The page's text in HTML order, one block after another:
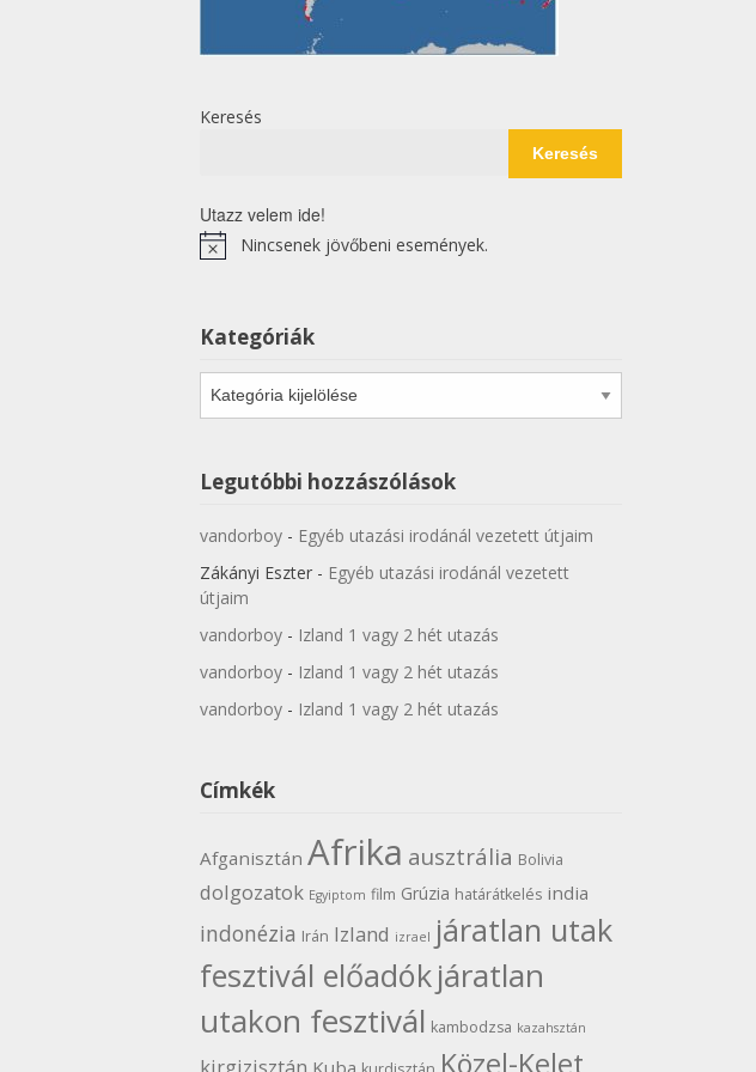
Keresés
Keresés
Utazz velem ide!
NoticeNincsenek jövőbeni események.
Kategóriák
Kategóriák
Legutóbbi hozzászólások
vandorboy- Egyéb utazási irodánál vezetett útjaim
Zákányi Eszter- Egyéb utazási irodánál vezetett
útjaim
vandorboy- Izland 1 vagy 2 hét utazás
vandorboy- Izland 1 vagy 2 hét utazás
vandorboy- Izland 1 vagy 2 hét utazás
Címkék
Afganisztán Afrika ausztrália Bolivia
dolgozatok Egyiptom film Grúzia határátkelés india
indonézia Irán Izland izrael járatlan utak
fesztivál előadókjáratlan
utakon fesztivál kambodzsa kazahsztán
kirgizisztán Kuba Közel-Kelet